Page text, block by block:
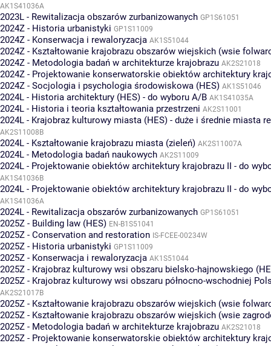
AK1S41036A
2023L - Rewitalizacja obszarów zurbanizowanych GP1S61051
2024Z - Historia urbanistyki GP1S11009
2024Z - Konserwacja i rewaloryzacja AK1S51044
2024Z - Kształtowanie krajobrazu obszarów wiejskich (wsie
2024Z - Metodologia badań w architekturze krajobrazu AK2S21018
2024Z - Projektowanie konserwatorskie obiektów architektury
2024Z - Socjologia i psychologia środowiskowa (HES) AK1S51046
2024L - Historia architektury (HES) - do wyboru A/B AK1S41035A
2024L - Historia i teoria kształtowania przestrzeni AK2S11001
2024L - Krajobraz kulturowy miasta (HES) - duże i średnie miasta
AK2S11008B
2024L - Kształtowanie krajobrazu miasta (zieleń) AK2S11007A
2024L - Metodologia badań naukowych AK2S11009
2024L - Projektowanie obiektów architektury krajobrazu II - do
AK1S41036B
2024L - Projektowanie obiektów architektury krajobrazu II - do
AK1S41036A
2024L - Rewitalizacja obszarów zurbanizowanych GP1S61051
2025Z - Building law (HES) EN-B1S51041
2025Z - Conservation and restoration IS-FCEE-00234W
2025Z - Historia urbanistyki GP1S11009
2025Z - Konserwacja i rewaloryzacja AK1S51044
2025Z - Krajobraz kulturowy wsi obszaru bielsko-hajnowskiego
2025Z - Krajobraz kulturowy wsi obszaru północno-wschodniej
AK2S21017B
2025Z - Kształtowanie krajobrazu obszarów wiejskich (wsie
2025Z - Kształtowanie krajobrazu obszarów wiejskich (wsie
2025Z - Metodologia badań w architekturze krajobrazu AK2S21018
2025Z - Projektowanie konserwatorskie obiektów architektury